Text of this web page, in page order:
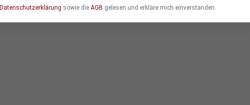
Datenschutzerklärung sowie die AGB gelesen und erkläre mich einverstanden.